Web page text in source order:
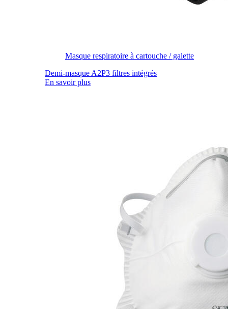
Masque respiratoire à cartouche / galette
Demi-masque A2P3 filtres intégrés
En savoir plus